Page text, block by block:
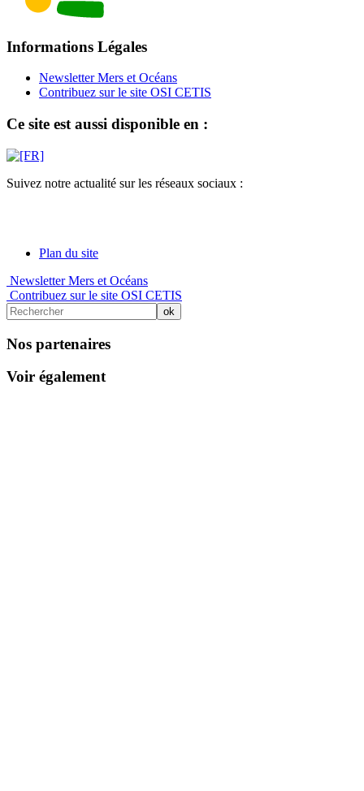
Informations Légales
Newsletter Mers et Océans
Contribuez sur le site OSI CETIS
Ce site est aussi disponible en :
Suivez notre actualité sur les réseaux sociaux :
Plan du site
Newsletter Mers et Océans
Contribuez sur le site OSI CETIS
Nos partenaires
Voir également